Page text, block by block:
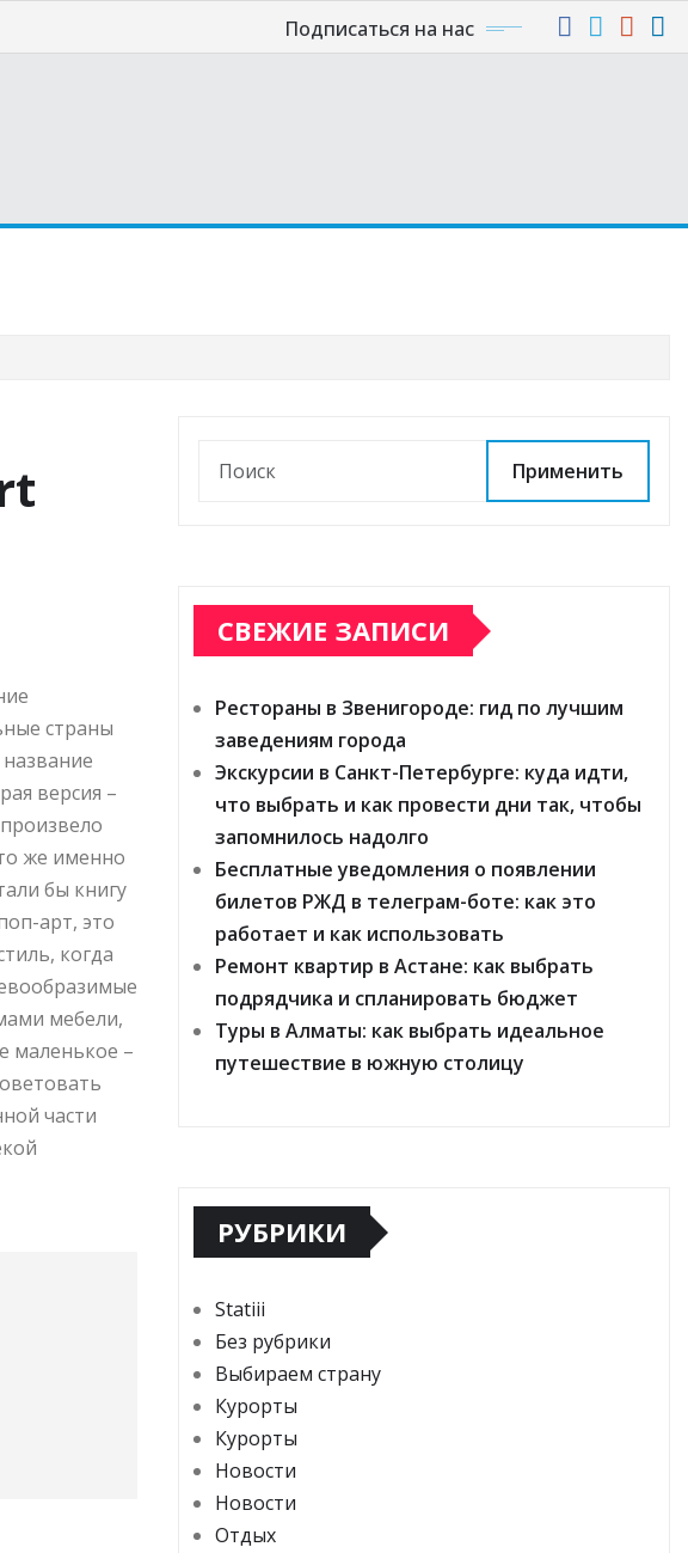
Подписаться на нас
страны
версия –
же именно
бы книгу
арт, это
когда
мебели,
маленькое –
части
Применить
СВЕЖИЕ ЗАПИСИ
Рестораны в Звенигороде: гид по лучшим
заведениям города
Экскурсии в Санкт-Петербурге: куда идти,
что выбрать и как провести дни так, чтобы
запомнилось надолго
Бесплатные уведомления о появлении
билетов РЖД в телеграм-боте: как это
работает и как использовать
Ремонт квартир в Астане: как выбрать
подрядчика и спланировать бюджет
Туры в Алматы: как выбрать идеальное
путешествие в южную столицу
РУБРИКИ
Statiii
Без рубрики
Выбираем страну
Курорты
Курорты
Новости
Новости
Отдых